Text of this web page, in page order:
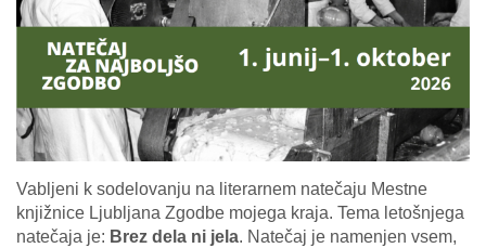
Vabljeni k sodelovanju na literarnem natečaju Mestne
knjižnice Ljubljana Zgodbe mojega kraja. Tema letošnjega
natečaja je: Brez dela ni jela. Natečaj je namenjen vsem,